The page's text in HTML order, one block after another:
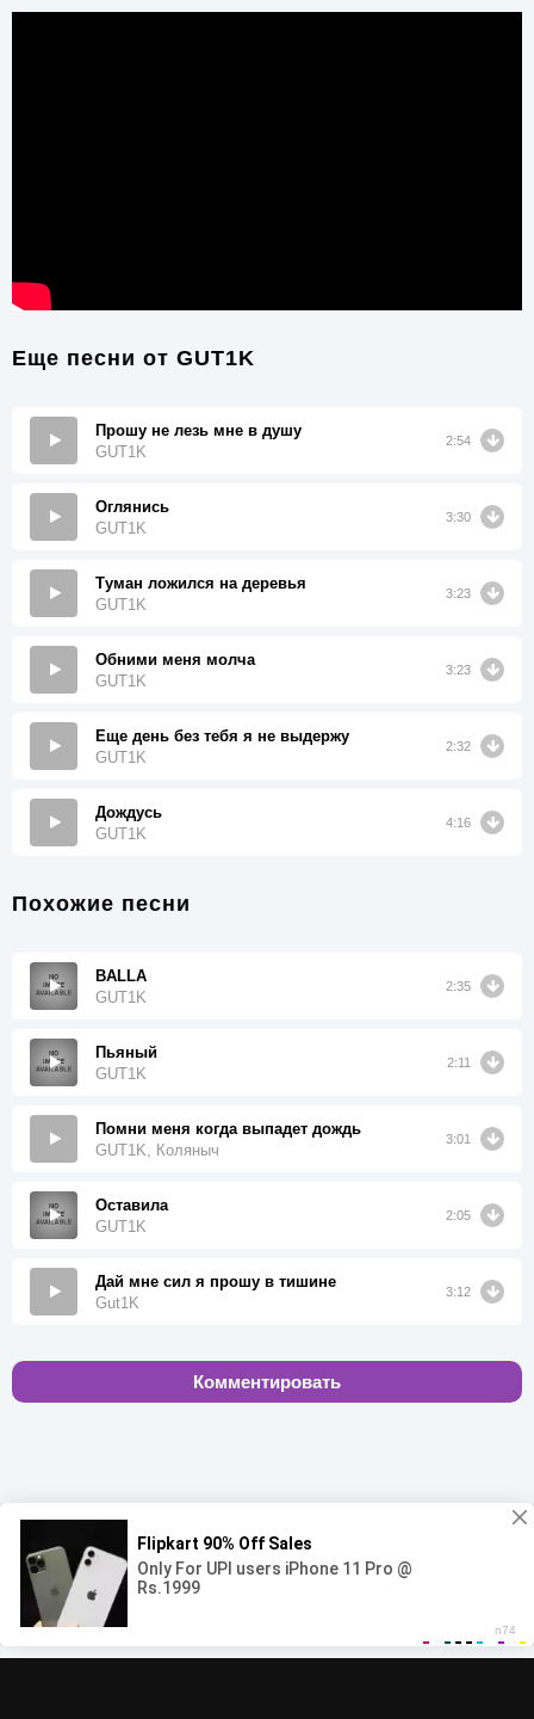
Еще песни от GUT1K
Прошу не лезь мне в душу
GUT1K
2:54
Оглянись
GUT1K
3:30
Туман ложился на деревья
GUT1K
3:23
Обними меня молча
GUT1K
3:23
Еще день без тебя я не выдержу
GUT1K
2:32
Дождусь
GUT1K
4:16
Похожие песни
BALLA
GUT1K
2:35
Пьяный
GUT1K
2:11
Помни меня когда выпадет дождь
GUT1K, Коляныч
3:01
Оставила
GUT1K
2:05
Дай мне сил я прошу в тишине
Gut1K
3:12
Комментировать
00:00